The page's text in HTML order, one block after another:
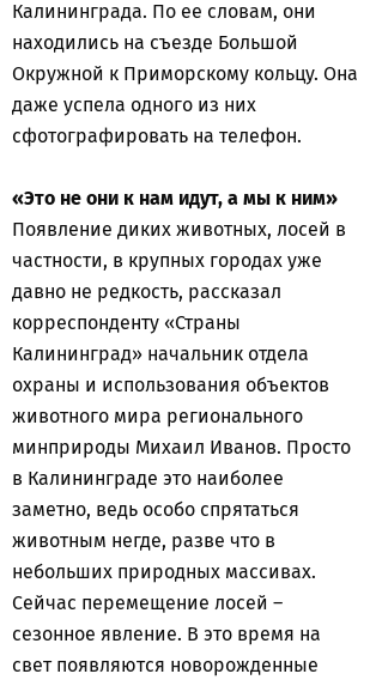
Калининграда. По ее словам, они
находились на съезде Большой
Окружной к Приморскому кольцу. Она
даже успела одного из них
сфотографировать на телефон.
«Это не они к нам идут, а мы к ним»
Появление диких животных, лосей в
частности, в крупных городах уже
давно не редкость, рассказал
корреспонденту «Страны
Калининград» начальник отдела
охраны и использования объектов
животного мира регионального
минприроды Михаил Иванов. Просто
в Калининграде это наиболее
заметно, ведь особо спрятаться
животным негде, разве что в
небольших природных массивах.
Сейчас перемещение лосей –
сезонное явление. В это время на
свет появляются новорожденные